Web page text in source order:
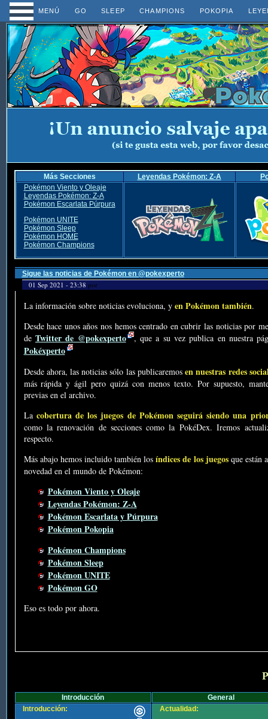
MENÚ GO SLEEP CHAMPIONS POKOPIA
Más Secciones Leyendas Pokémon: Z-A
Pokémon Viento y Oleaje
Leyendas Pokémon: Z-A
Pokémon Escarlata Púrpura
Pokémon UNITE
Pokémon Sleep
Pokémon HOME
Pokémon Champions
Sigue las noticias de Pokémon en @pokexperto
01 Sep 2021 - 23:38 por
La información sobre noticias evoluciona, y en Pokémon también.
Desde hace unos años nos hemos centrado en cubrir las noticias por
de Twitter de @pokexperto , que a su vez publica en nuestra
Pokéxperto
Desde ahora, las noticias sólo las publicaremosen nuestras redes
más rápida y ágil pero quizá con menos texto. Por supuesto,
previas en el archivo.
La cobertura de los juegos de Pokémon seguirá siendo una
como la renovación de secciones como la PokéDex. Iremos
respecto.
Más abajo hemos incluido también losíndices de los juegosque están
novedad en el mundo de Pokémon:
Pokémon Viento y Oleaje
Leyendas Pokémon: Z-A
Pokémon Escarlata y Púrpura
Pokémon Pokopia
Pokémon Champions
Pokémon Sleep
Pokémon UNITE
Pokémon GO
Eso es todo por ahora.
Introducción
General
Introducción:
Actualidad: